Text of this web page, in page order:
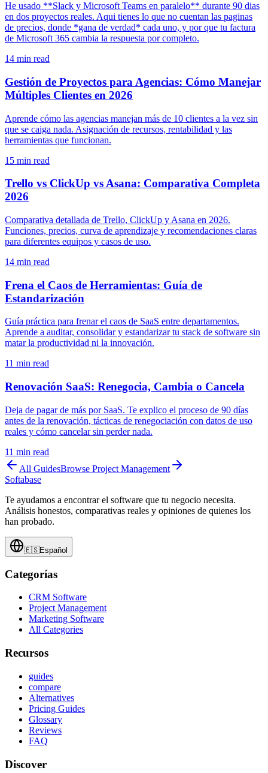
He usado **Slack y Microsoft Teams en paralelo** durante 90 dias
en dos proyectos reales. Aqui tienes lo que no cuentan las paginas
de precios, donde *gana de verdad* cada uno, y por que tu factura
de Microsoft 365 cambia la respuesta por completo.
14 min read
Gestión de Proyectos para Agencias: Cómo Manejar
Múltiples Clientes en 2026
Aprende cómo las agencias manejan más de 10 clientes a la vez sin
que se caiga nada. Asignación de recursos, rentabilidad y las
herramientas que funcionan.
15 min read
Trello vs ClickUp vs Asana: Comparativa Completa
2026
Comparativa detallada de Trello, ClickUp y Asana en 2026.
Funciones, precios, curva de aprendizaje y recomendaciones claras
para diferentes equipos y casos de uso.
14 min read
Frena el Caos de Herramientas: Guía de
Estandarización
Guía práctica para frenar el caos de SaaS entre departamentos.
Aprende a auditar, consolidar y estandarizar tu stack de software sin
matar la productividad ni la innovación.
11 min read
Renovación SaaS: Renegocia, Cambia o Cancela
Deja de pagar de más por SaaS. Te explico el proceso de 90 días
antes de la renovación, tácticas de renegociación con datos de uso
reales y cómo cancelar sin perder nada.
11 min read
All GuidesBrowse Project Management
Softabase
Te ayudamos a encontrar el software que tu negocio necesita.
Análisis honestos, comparativas reales y opiniones de quienes los
han probado.
🇪🇸Español
Categorías
CRM Software
Project Management
Marketing Software
All Categories
Recursos
guides
compare
Alternatives
Pricing Guides
Glossary
Reviews
FAQ
Discover